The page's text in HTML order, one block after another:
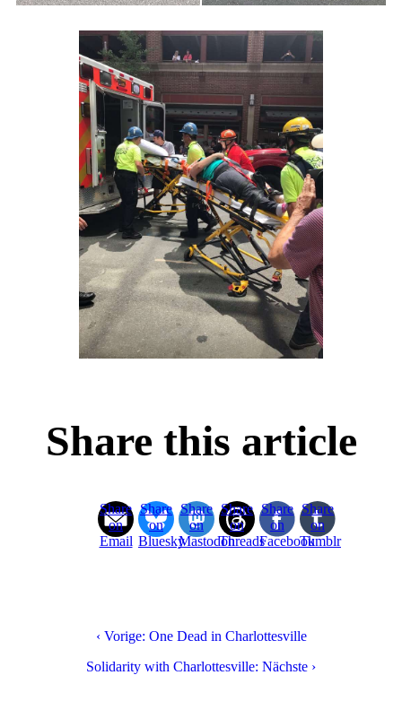
Share this article
Share
on
Email
Share
on
Bluesky
Share
on
Mastodon
Share
on
Threads
Share
on
Facebook
Share
on
Tumblr
‹ Vorige: One Dead in Charlottesville
Solidarity with Charlottesville: Nächste ›